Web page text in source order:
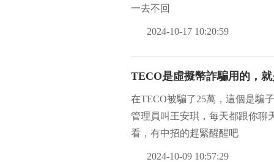
一去不回
2024-10-17 10:20:59
TECO是虛擬幣詐騙用的，
在TECO被騙了25萬，這個是騙
管理員叫王安琪，每天都跟你聊
看，有中招的趕緊醒醒吧
2024-10-09 10:57:29